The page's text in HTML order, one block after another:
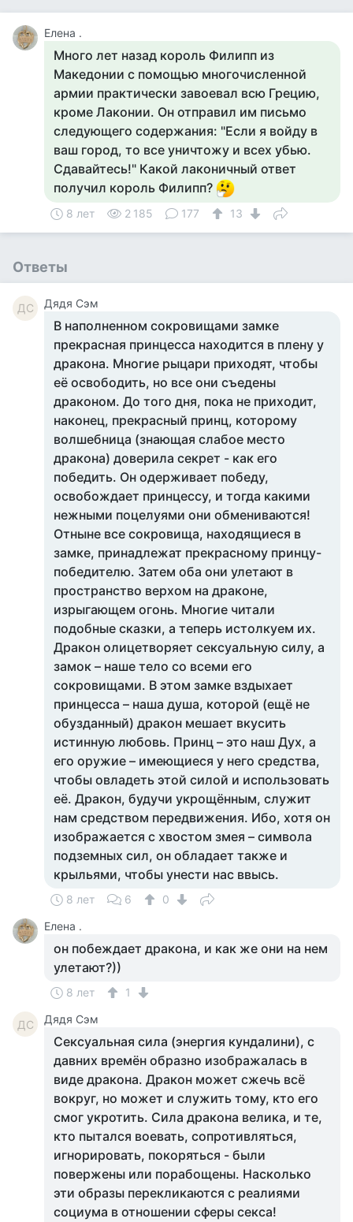
Елена .
Много лет назад король Филипп из
Македонии с помощью многочисленной
армии практически завоевал всю Грецию,
кроме Лаконии. Он отправил им письмо
следующего содержания: "Если я войду в
ваш город, то все уничтожу и всех убью.
Сдавайтесь!" Какой лаконичный ответ
получил король Филипп?
8 лет 2 185 177 13
Ответы
ДС Дядя Сэм
В наполненном сокровищами замке
прекрасная принцесса находится в плену у
дракона. Многие рыцари приходят, чтобы
её освободить, но все они съедены
драконом. До того дня, пока не приходит,
наконец, прекрасный принц, которому
волшебница (знающая слабое место
дракона) доверила секрет - как его
победить. Он одерживает победу,
освобождает принцессу, и тогда какими
нежными поцелуями они обмениваются!
Отныне все сокровища, находящиеся в
замке, принадлежат прекрасному принцу-
победителю. Затем оба они улетают в
пространство верхом на драконе,
изрыгающем огонь. Многие читали
подобные сказки, а теперь истолкуем их.
Дракон олицетворяет сексуальную силу, а
замок – наше тело со всеми его
сокровищами. В этом замке вздыхает
принцесса – наша душа, которой (ещё не
обузданный) дракон мешает вкусить
истинную любовь. Принц – это наш Дух, а
его оружие – имеющиеся у него средства,
чтобы овладеть этой силой и использовать
её. Дракон, будучи укрощённым, служит
нам средством передвижения. Ибо, хотя он
изображается с хвостом змея – символа
подземных сил, он обладает также и
крыльями, чтобы унести нас ввысь.
8 лет 6
0
Елена .
он побеждает дракона, и как же они на нем
улетают?))
8 лет 1
ДС Дядя Сэм
Сексуальная сила (энергия кундалини), с
давних времён образно изображалась в
виде дракона. Дракон может сжечь всё
вокруг, но может и служить тому, кто его
смог укротить. Сила дракона велика, и те,
кто пытался воевать, сопротивляться,
игнорировать, покоряться - были
повержены или порабощены. Насколько
эти образы перекликаются с реалиями
социума в отношении сферы секса!